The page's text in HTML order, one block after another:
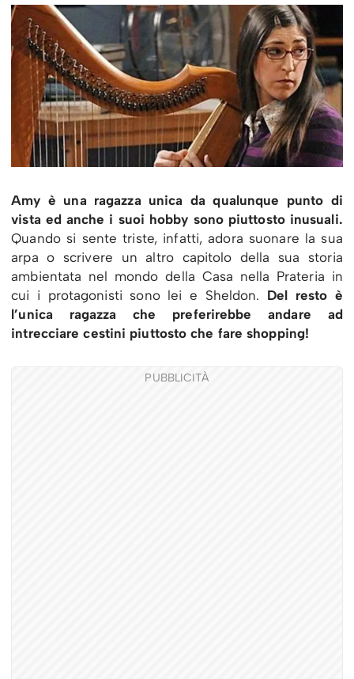
Amy è una ragazza unica da qualunque punto di
vista ed anche i suoi hobby sono piuttosto inusuali.
Quando si sente triste, infatti, adora suonare la sua
arpa o scrivere un altro capitolo della sua storia
ambientata nel mondo della Casa nella Prateria in
cui i protagonisti sono lei e Sheldon. Del resto è
l’unica ragazza che preferirebbe andare ad
intrecciare cestini piuttosto che fare shopping!
PUBBLICITÀ